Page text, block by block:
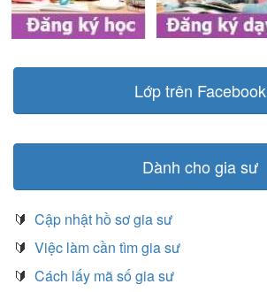
Lớp trên Facebook
Dành cho gia sư
🔰 Cập nhật hồ sơ gia sư
🔰 Việc làm cần tìm gia sư
🔰 Cách lấy mã số gia sư